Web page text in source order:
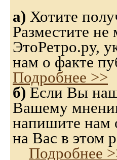
а) Хотите
Разместите
ЭтоРетро.ру,
нам о факте
Подробнее >>
б) Если Вы
Вашему
напишите нам
на Вас в этом
Подробнее